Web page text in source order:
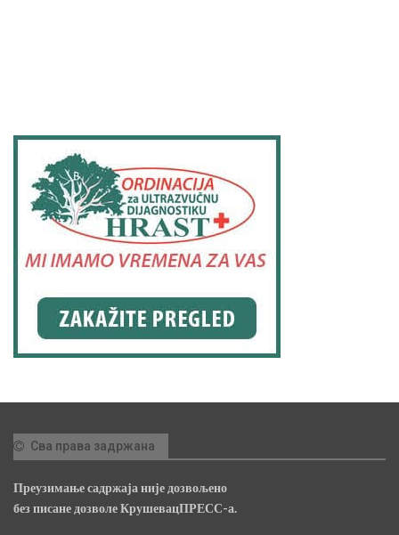
Сва права задржана
Преузимање садржаја није дозвољено
без писане дозволе КрушевацПРЕСС-а.